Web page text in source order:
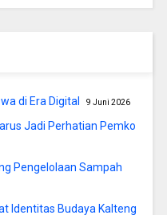
di Era Digital 9 Juni 2026
Jadi Perhatian Pemko
Pengelolaan Sampah
Identitas Budaya Kalteng